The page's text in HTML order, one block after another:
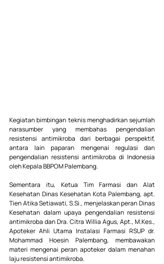
Kegiatan bimbingan teknis menghadirkan sejumlah
narasumber yang membahas pengendalian
resistensi antimikroba dari berbagai perspektif,
antara lain paparan mengenai regulasi dan
pengendalian resistensi antimikroba di Indonesia
oleh Kepala BBPOM Palembang.
Sementara itu, Ketua Tim Farmasi dan Alat
Kesehatan Dinas Kesehatan Kota Palembang, apt.
Tien Atika Setiawati, S.Si., menjelaskan peran Dinas
Kesehatan dalam upaya pengendalian resistensi
antimikroba dan Dra. Citra Willia Agus, Apt., M.Kes.,
Apoteker Ahli Utama Instalasi Farmasi RSUP dr.
Mohammad Hoesin Palembang, membawakan
materi mengenai peran apoteker dalam menahan
laju resistensi antimikroba.